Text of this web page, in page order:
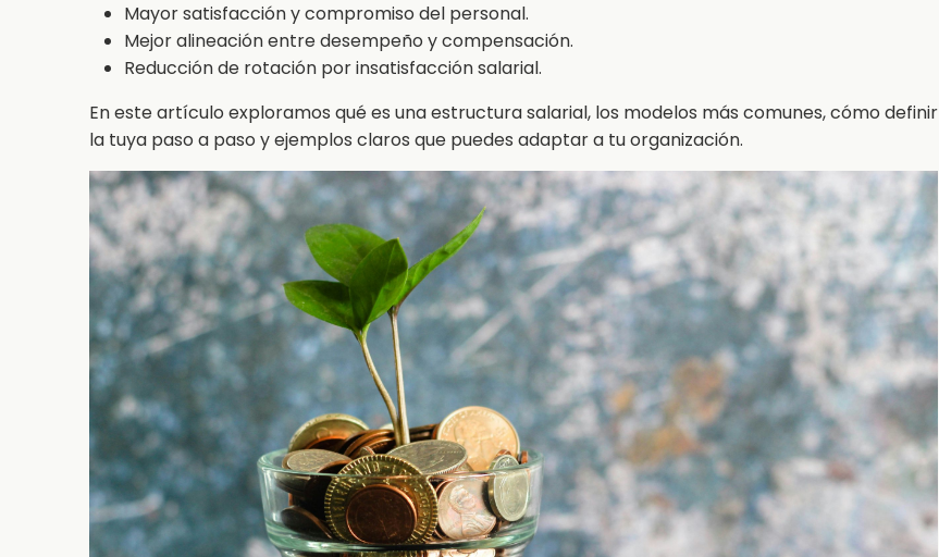
Mayor satisfacción y compromiso del personal.
Mejor alineación entre desempeño y compensación.
Reducción de rotación por insatisfacción salarial.
En este artículo exploramos qué es una estructura salarial, los modelos más comunes, cómo definir
la tuya paso a paso y ejemplos claros que puedes adaptar a tu organización.